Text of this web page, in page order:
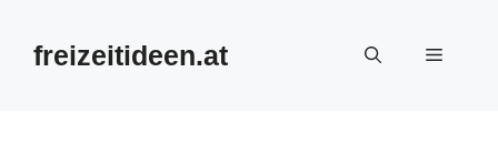
Inhalt
springenfreizeitideen.at Menü